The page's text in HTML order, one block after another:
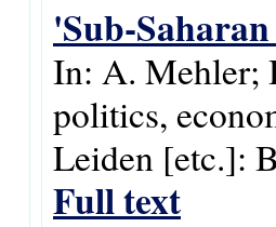
'Sub-
In: A. Mehler;
politics,
Leiden [etc.]:
Full text